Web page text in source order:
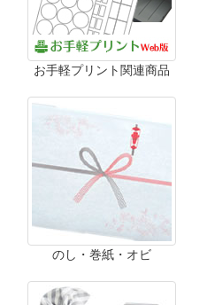
お手軽プリント関連商品
のし・巻紙・オビ